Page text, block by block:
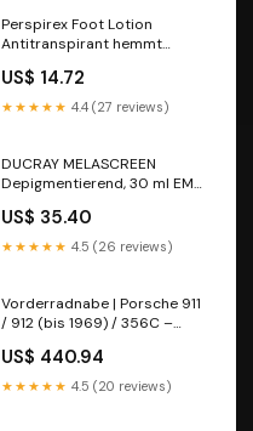
Perspirex Foot Lotion
Antitranspirant hemmt
den Füßen, 100 ml Lotion
Hersteller_Laktonova GmbH
US$ 14.72
★★★★★ 4.4 (27 reviews)
DUCRAY MELASCREEN
Depigmentierend, 30 ml EMU
US$ 35.40
★★★★★ 4.5 (26 reviews)
Vorderradnabe | Porsche 911
/ 912 (bis 1969) / 356C –
US$ 440.94
★★★★★ 4.5 (20 reviews)